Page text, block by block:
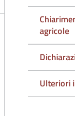
agricole
Ulteriori